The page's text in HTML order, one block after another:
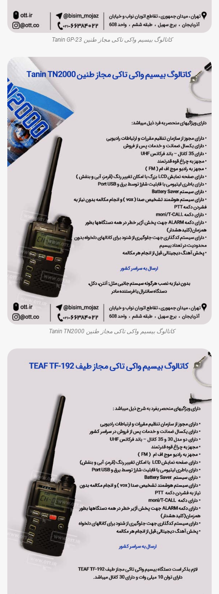
کاتالوگ بیسیم واکی تاکی مجاز طنین Tanin GP-23
کاتالوگ بیسیم واکی تاکی مجاز طنین Tanin TN2000